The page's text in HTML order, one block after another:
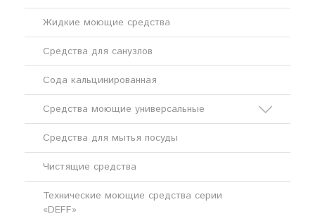
Жидкие моющие средства
Средства для санузлов
Сода кальцинированная
Средства моющие универсальные
Кислотные моющие средства
Щелочные моющие средства
Средства для мытья посуды
Чистящие средства
Технические моющие средства серии
«DEFF»